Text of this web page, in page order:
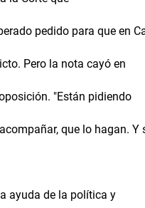
pedido para que en
Pero la nota cayó en
"Están pidiendo
que lo hagan. Y
ayuda de la política y